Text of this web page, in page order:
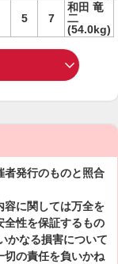
5 7
和田 竜
二
(54.0kg)
者発行のものと照合
容に関しては万全を
全性を保証するもの
かなる損害について
切の責任を負いかね